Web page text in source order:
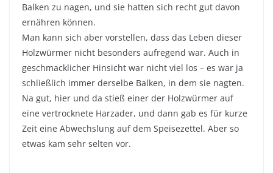
Balken zu nagen, und sie hatten sich recht gut davon
ernähren können.
Man kann sich aber vorstellen, dass das Leben dieser
Holzwürmer nicht besonders aufregend war. Auch in
geschmacklicher Hinsicht war nicht viel los – es war ja
schließlich immer derselbe Balken, in dem sie nagten.
Na gut, hier und da stieß einer der Holzwürmer auf
eine vertrocknete Harzader, und dann gab es für kurze
Zeit eine Abwechslung auf dem Speisezettel. Aber so
etwas kam sehr selten vor.